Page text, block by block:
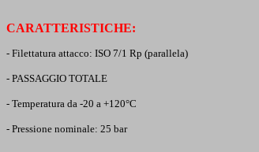
CARATTERISTICHE:
- Filettatura attacco: ISO 7/1 Rp (parallela)
- PASSAGGIO TOTALE
- Temperatura da -20 a +120°C
- Pressione nominale: 25 bar